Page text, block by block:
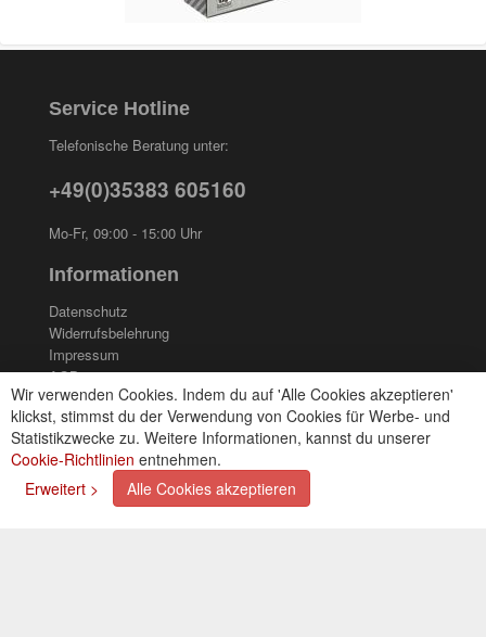
Wir verwenden Cookies. Indem du auf 'Alle Cookies akzeptieren'
klickst, stimmst du der Verwendung von Cookies für Werbe- und
Statistikzwecke zu. Weitere Informationen, kannst du unserer
Cookie-Richtlinien entnehmen.
Erweitert >
Alle Cookies akzeptieren
Service Hotline
Telefonische Beratung unter:
+49(0)35383 605160
Mo-Fr, 09:00 - 15:00 Uhr
Informationen
Datenschutz
Widerrufsbelehrung
Impressum
AGB
Kontakt
Cookies einstellungen
Zahlungsarten